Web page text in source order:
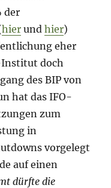
der
hier undhier)
eher
doch
des BIP von
hat das IFO-
zum
in
vorgelegt
auf einen
dürfte die